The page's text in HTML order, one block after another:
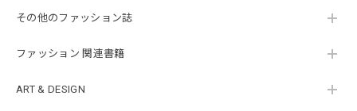
その他のファッション誌
ファッション 関連書籍
ART & DESIGN